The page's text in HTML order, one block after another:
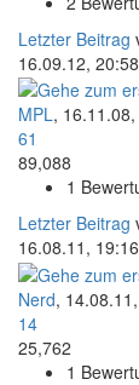
Letzter Beitrag
16.09.12, 20:58
MPL,
61
89,088
1
Letzter Beitrag
16.08.11, 19:16
Nerd,
14
25,762
1